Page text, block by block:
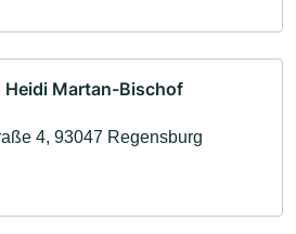
Heidi Martan-Bischof
4, 93047 Regensburg